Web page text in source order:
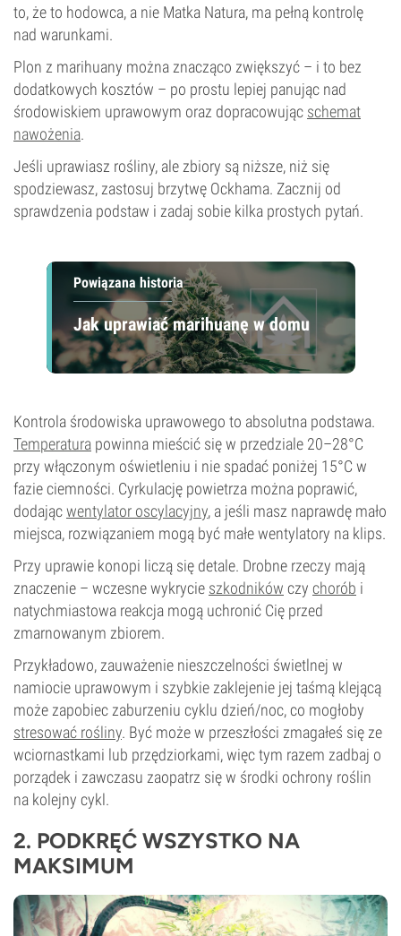
to, że to hodowca, a nie Matka Natura, ma pełną kontrolę
nad warunkami.
Plon z marihuany można znacząco zwiększyć – i to bez
dodatkowych kosztów – po prostu lepiej panując nad
środowiskiem uprawowym oraz dopracowując schemat
nawożenia.
Jeśli uprawiasz rośliny, ale zbiory są niższe, niż się
spodziewasz, zastosuj brzytwę Ockhama. Zacznij od
sprawdzenia podstaw i zadaj sobie kilka prostych pytań.
Powiązana historia
Jak uprawiać marihuanę w domu
Kontrola środowiska uprawowego to absolutna podstawa.
Temperatura powinna mieścić się w przedziale 20–28°C
przy włączonym oświetleniu i nie spadać poniżej 15°C w
fazie ciemności. Cyrkulację powietrza można poprawić,
dodającwentylator oscylacyjny, a jeśli masz naprawdę mało
miejsca, rozwiązaniem mogą być małe wentylatory na klips.
Przy uprawie konopi liczą się detale. Drobne rzeczy mają
znaczenie – wczesne wykrycie szkodników czy chorób i
natychmiastowa reakcja mogą uchronić Cię przed
zmarnowanym zbiorem.
Przykładowo, zauważenie nieszczelności świetlnej w
namiocie uprawowym i szybkie zaklejenie jej taśmą klejącą
może zapobiec zaburzeniu cyklu dzień/noc, co mogłoby
stresować rośliny. Być może w przeszłości zmagałeś się ze
wciornastkami lub przędziorkami, więc tym razem zadbaj o
porządek i zawczasu zaopatrz się w środki ochrony roślin
na kolejny cykl.
2. PODKRĘĆ WSZYSTKO NA
MAKSIMUM